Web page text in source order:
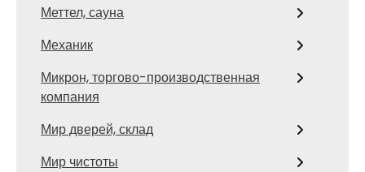
Меттел, сауна
Механик
Микрон, торгово-производственная
компания
Мир дверей, склад
Мир чистоты